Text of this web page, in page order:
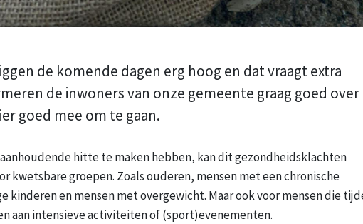
de komende dagen erg hoog en dat vraagt extra
de inwoners van onze gemeente graag goed over
goed mee om te gaan.
hitte te maken hebben, kan dit gezondheidsklachten
kwetsbare groepen. Zoals ouderen, mensen met een chronische
kinderen en mensen met overgewicht. Maar ook voor mensen die
aan intensieve activiteiten of (sport)evenementen.